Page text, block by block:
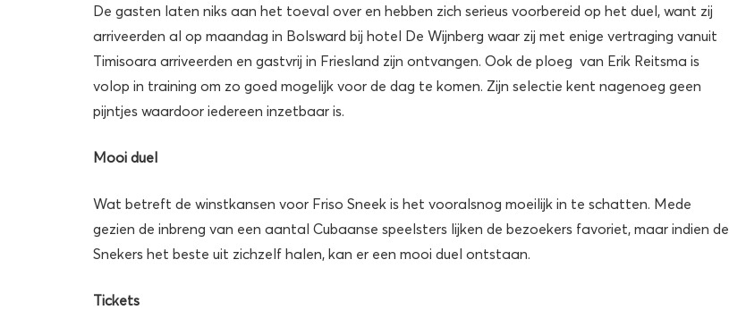
De gasten laten niks aan het toeval over en hebben zich serieus voorbereid op het duel, want zij
arriveerden al op maandag in Bolsward bij hotel De Wijnberg waar zij met enige vertraging vanuit
Timisoara arriveerden en gastvrij in Friesland zijn ontvangen. Ook de ploeg van Erik Reitsma is
volop in training om zo goed mogelijk voor de dag te komen. Zijn selectie kent nagenoeg geen
pijntjes waardoor iedereen inzetbaar is.
Mooi duel
Wat betreft de winstkansen voor Friso Sneek is het vooralsnog moeilijk in te schatten. Mede
gezien de inbreng van een aantal Cubaanse speelsters lijken de bezoekers favoriet, maar indien de
Snekers het beste uit zichzelf halen, kan er een mooi duel ontstaan.
Tickets